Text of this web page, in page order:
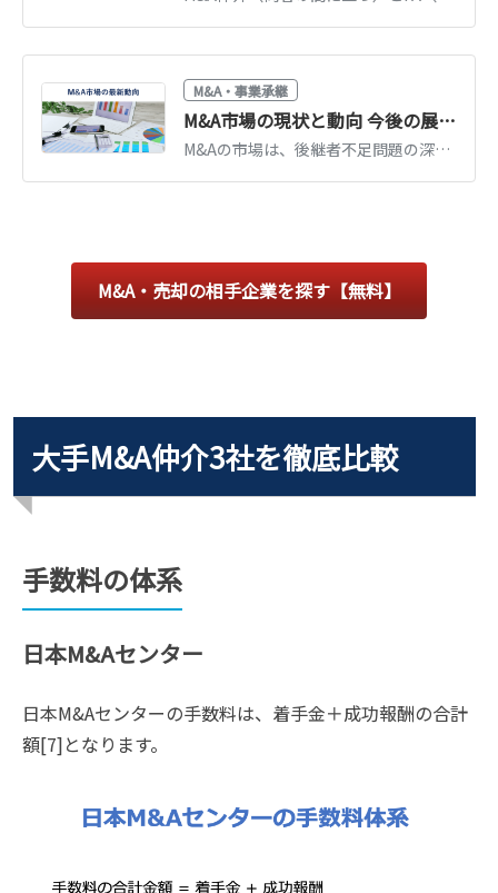
M&A・事業承継
M&A市場の現状と動向 今後の展望も解説
M&Aの市場は、後継者不足問題の深刻化などを理由に拡大してきました。しかし2020年は、コロナ禍の影響で市場が縮小しました。公認会計士が、M&Aの市場の動向および今後の展望を徹底解説します。（公認会計士 前田 樹 監修）
M&A・売却の相手企業を探す【無料】
大手M&A仲介3社を徹底比較
手数料の体系
日本M&Aセンター
日本M&Aセンターの手数料は、着手金＋成功報酬の合計
額[7]となります。